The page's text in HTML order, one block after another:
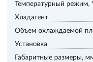
Температурный режим,
Хладагент
Объем охлаждаемой
Установка
Габаритные размеры,